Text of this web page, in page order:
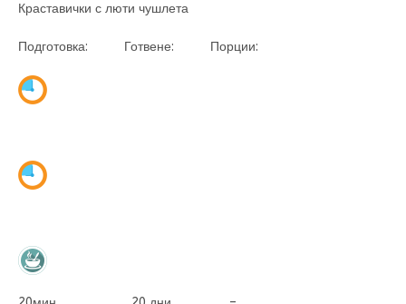
Краставички с люти чушлета
Подготовка: Готвене: Порции: